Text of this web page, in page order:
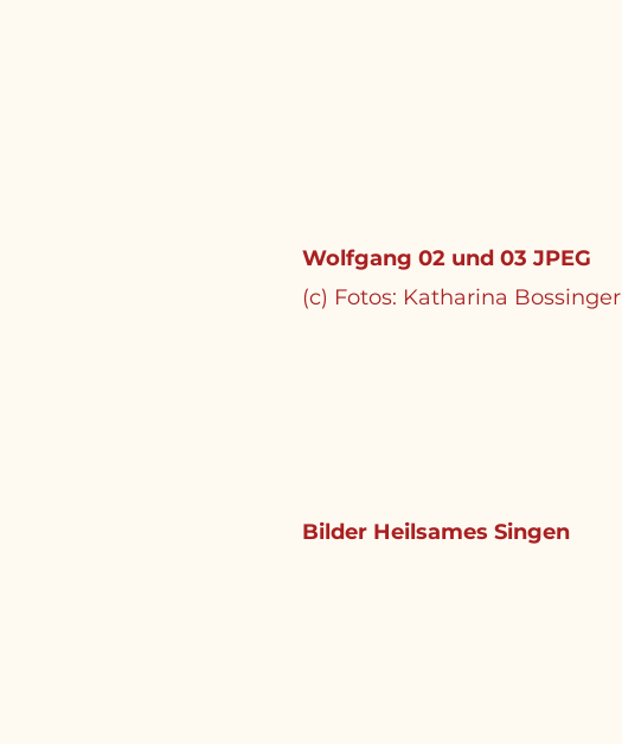
Wolfgang 02 und 03 JPEG
(c) Fotos: Katharina Bossinger
Bilder Heilsames Singen